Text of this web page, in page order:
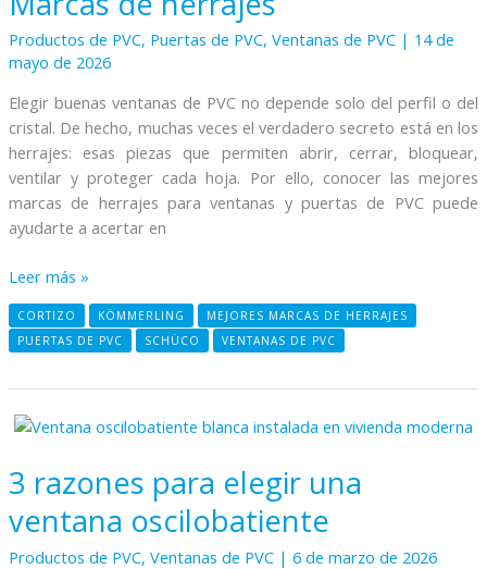
Productos de PVC, Puertas de PVC, Ventanas de PVC| 14 de
mayo de 2026
Elegir buenas ventanas de PVC no depende solo del perfil o del
cristal. De hecho, muchas veces el verdadero secreto está en los
herrajes: esas piezas que permiten abrir, cerrar, bloquear,
ventilar y proteger cada hoja. Por ello, conocer las mejores
marcas de herrajes para ventanas y puertas de PVC puede
ayudarte a acertar en
Leer más »
CORTIZO KÖMMERLING
MEJORES MARCAS DE HERRAJES
PUERTAS DE PVC
SCHÜCO VENTANAS DE PVC
3 razones para elegir una
ventana oscilobatiente
Productos de PVC, Ventanas de PVC| 6 de marzo de 2026
3
para
elegir
una
ventana